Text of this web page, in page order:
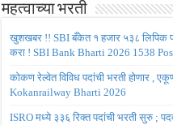
महत्वाच्या भरती
खुशखबर !! SBI बँकेत १ हजार ५३८ लिपिक
करा ! SBI Bank Bharti 2026 1538
कोकण रेल्वेत विविध पदांची भरती होणार ,
Kokanrailway Bharti 2026
ISRO मध्ये ३३६ रिक्त पदांची भरती सुरु ;